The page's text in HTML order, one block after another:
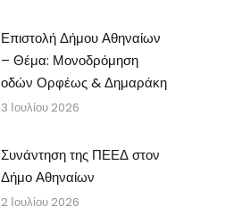
Επιστολή Δήμου Αθηναίων
– Θέμα: Μονοδρόμηση
οδών Ορφέως & Δημαράκη
3 Ιουλίου 2026
Συνάντηση της ΠΕΕΔ στον
Δήμο Αθηναίων
2 Ιουλίου 2026